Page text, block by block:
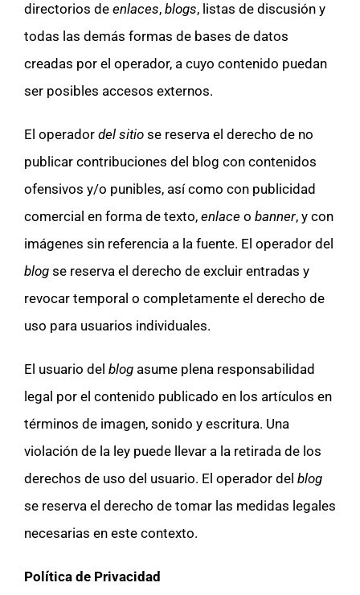
directorios de enlaces, blogs, listas de discusión y
todas las demás formas de bases de datos
creadas por el operador, a cuyo contenido puedan
ser posibles accesos externos.
El operador del sitio se reserva el derecho de no
publicar contribuciones del blog con contenidos
ofensivos y/o punibles, así como con publicidad
comercial en forma de texto, enlace o banner, y con
imágenes sin referencia a la fuente. El operador del
blog se reserva el derecho de excluir entradas y
revocar temporal o completamente el derecho de
uso para usuarios individuales.
El usuario del blogasume plena responsabilidad
legal por el contenido publicado en los artículos en
términos de imagen, sonido y escritura. Una
violación de la ley puede llevar a la retirada de los
derechos de uso del usuario. El operador del blog
se reserva el derecho de tomar las medidas legales
necesarias en este contexto.
Política de Privacidad